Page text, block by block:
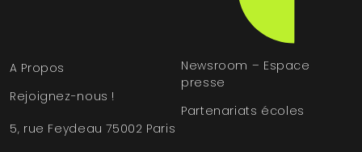
A Propos
Rejoignez-nous !
Newsroom – Espace
presse
Partenariats écoles
5, rue Feydeau 75002 Paris